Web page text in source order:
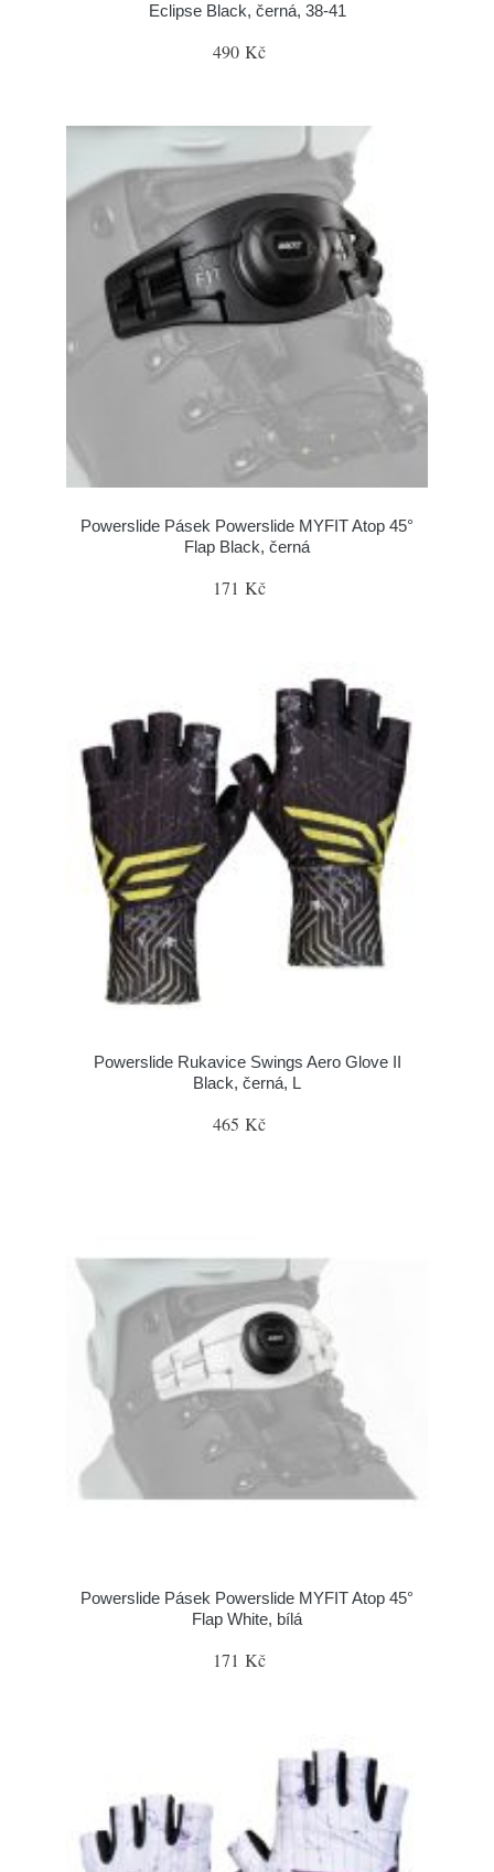
Eclipse Black, černá, 38-41
490 Kč
Powerslide Pásek Powerslide MYFIT Atop 45°
Flap Black, černá
171 Kč
Powerslide Rukavice Swings Aero Glove II
Black, černá, L
465 Kč
Powerslide Pásek Powerslide MYFIT Atop 45°
Flap White, bílá
171 Kč